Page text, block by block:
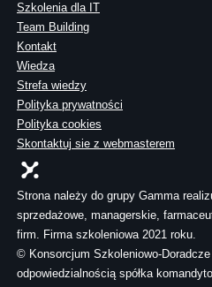
Szkolenia dla IT
Team Building
Kontakt
Wiedza
Strefa wiedzy
Polityka prywatności
Polityka cookies
Skontaktuj sie z webmasterem
Strona należy do grupy Gamma
sprzedażowe, managerskie,
firm. Firma szkoleniowa 2021 roku.
© Konsorcjum Szkoleniowo-
odpowiedzialnością spółka